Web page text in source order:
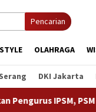
Pencarian
OLAHRAGA
Serang DKI Jakarta
Dapat Insentif dan